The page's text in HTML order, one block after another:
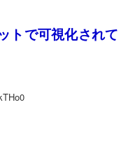
トで可視化されて